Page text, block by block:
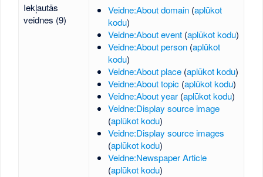
Iekļautās
veidnes (9)
Veidne:About domain (aplūkot
kodu)
Veidne:About event (aplūkot kodu)
Veidne:About person (aplūkot
kodu)
Veidne:About place (aplūkot kodu)
Veidne:About topic (aplūkot kodu)
Veidne:About year (aplūkot kodu)
Veidne:Display source image
(aplūkot kodu)
Veidne:Display source images
(aplūkot kodu)
Veidne:Newspaper Article
(aplūkot kodu)